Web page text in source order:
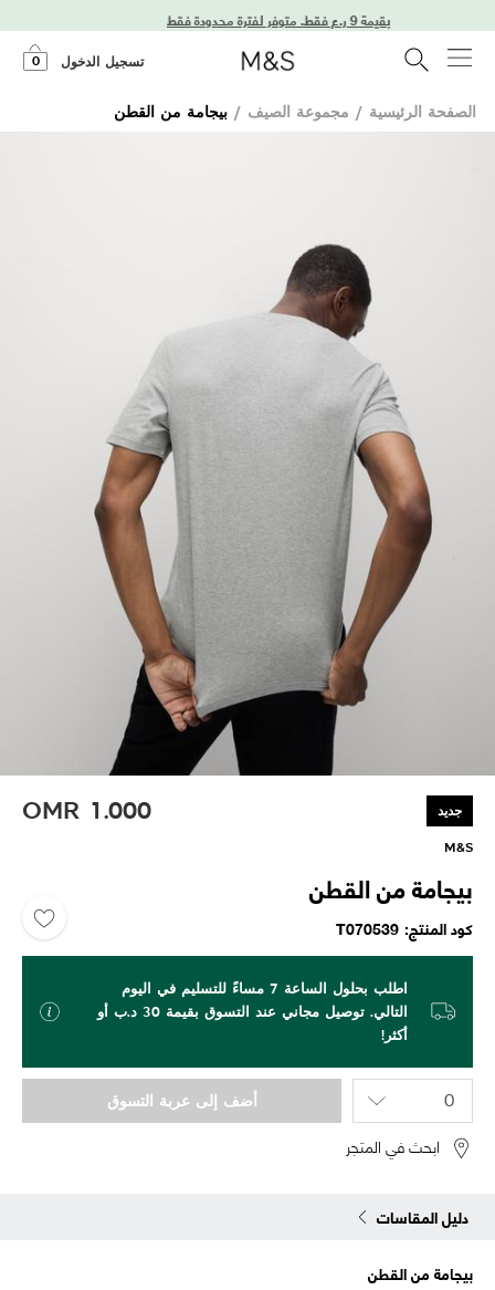
تسجيل الدخول 0
الصفحة الرئيسية / مجموعة الصيف / بيجامة من القطن
جديد OMR 1.000
M&S
بيجامة من القطن
كود المنتج T070539
اطلب بحلول الساعة 7 مساءً للتسليم في اليوم
التالي. توصيل مجاني عند التسوق بقيمة 30 د.ب أو
أكثر!
أضف إلى عربة التسوق
ابحث في المتجر
دليل المقاسات
بيجامة من القطن